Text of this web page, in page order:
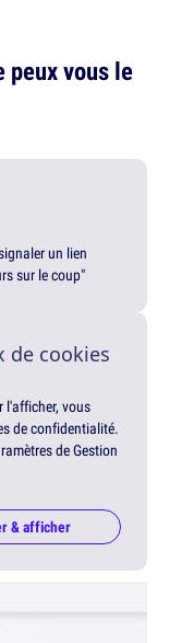
peux vous le
un lien
sur le coup"
de cookies
l'afficher, vous
de confidentialité.
de Gestion
& afficher